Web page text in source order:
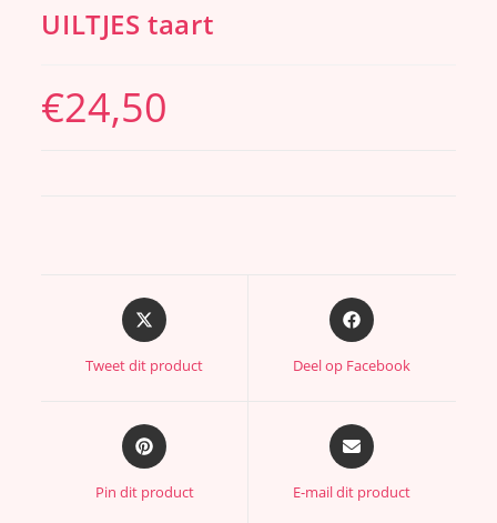
UILTJES taart
€24,50
Tweet dit product Deel op Facebook
Pin dit product E-mail dit product